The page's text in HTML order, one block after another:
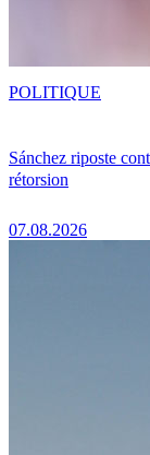
Sánchez riposte
rétorsion
07.08.2026
POLITIQUE